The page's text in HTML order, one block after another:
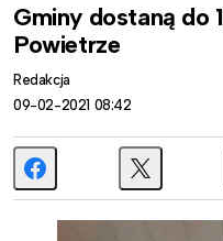
Gminy dostaną do
Powietrze
Redakcja
09-02-2021 08:42